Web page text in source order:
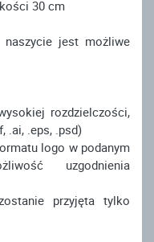
30 cm
jest możliwe
rozdzielczości,
.ai, .eps, .psd)
logo w podanym
uzgodnienia
przyjęta tylko